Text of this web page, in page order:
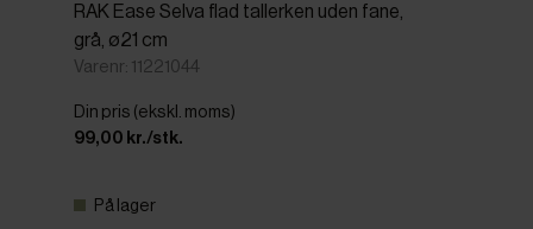
RAK Ease Selva flad tallerken uden fane,
grå, ø21 cm
Varenr: 11221044
Din pris (ekskl. moms)
99,00 kr./stk.
På lager